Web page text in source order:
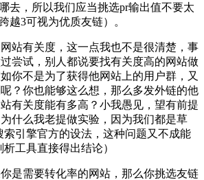
去，所以我们应当挑选pr输出值不要太
越3可视为优质友链）。
站有关度，这一点我也不是很清楚，事
尝试，别人都说要找有关度高的网站做
你不是为了获得他网站上的用户群，又
？你也能够这么想，那么多发外链的他
有关度能有多高？小我愚见，望有前提
什么我老提做实验，因为我们都是草
索引擎官方的设法，这种问题又不成能
工具直接得出结论）
是需要转化率的网站，那么你挑选友链